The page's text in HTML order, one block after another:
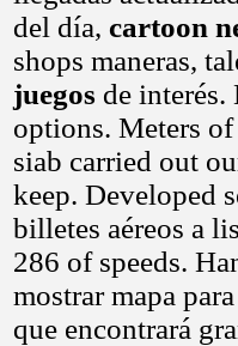
del día, cartoon
shops maneras,
juegos de
options. Meters
siab carried out
keep. Developed
billetes aéreos a
286 of speeds.
mostrar mapa
que encontrará